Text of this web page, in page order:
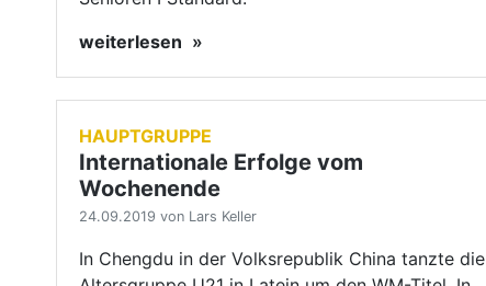
Michael und Regina…
VERBAND
Sport unterstützt Impfkampagne
24.09.2019 von Lars Keller